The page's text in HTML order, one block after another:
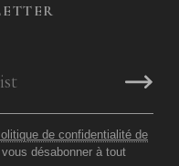
de confidentialité de
vous désabonner à tout